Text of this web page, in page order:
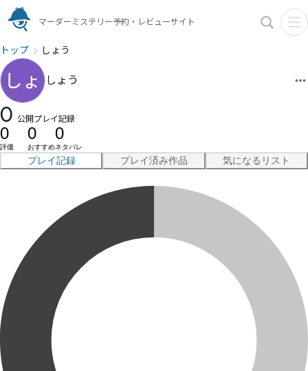
マーダーミステリー予約・レビューサイト
トップ しょう
しょう
0 公開プレイ記録
0
評価
0
おすすめ
0
ネタバレ
プレイ記録 プレイ済み作品 気になるリスト